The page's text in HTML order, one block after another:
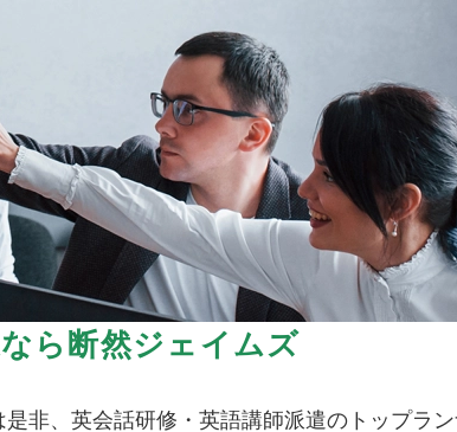
ら断然ジェイムズ
非、英会話研修・英語講師派遣のトップラ